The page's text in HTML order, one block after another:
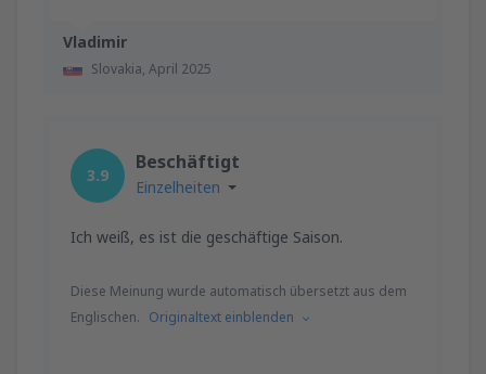
Vladimir
Slovakia, April 2025
3.9
Beschäftigt
Einzelheiten
Ich weiß, es ist die geschäftige Saison.
Diese Meinung wurde automatisch übersetzt aus dem
Englischen. Originaltext einblenden